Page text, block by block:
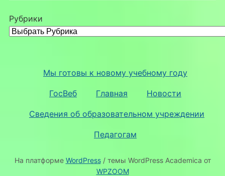
Рубрики
Мы готовы к новому учебному году
ГосВеб Главная Новости
Сведения об образовательном учреждении
Педагогам
На платформе WordPress/ темы WordPress Academica от
WPZOOM